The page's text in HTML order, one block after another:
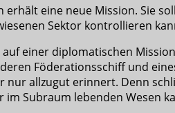
erhält eine neue Mission. Sie
Sektor kontrollieren
auf einer diplomatischen
Föderationsschiff und
nur allzugut erinnert. Denn
im Subraum lebenden Wesen